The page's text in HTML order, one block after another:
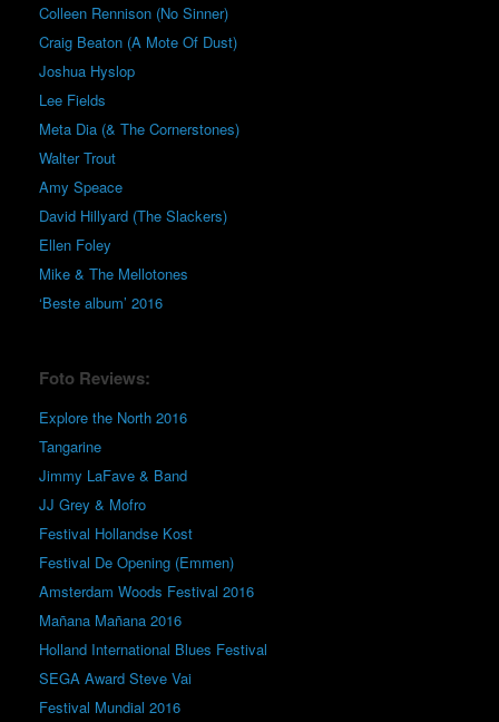
Colleen Rennison (No Sinner)
Craig Beaton (A Mote Of Dust)
Joshua Hyslop
Lee Fields
Meta Dia (& The Cornerstones)
Walter Trout
Amy Speace
David Hillyard (The Slackers)
Ellen Foley
Mike & The Mellotones
‘Beste album’ 2016
Foto Reviews:
Explore the North 2016
Tangarine
Jimmy LaFave & Band
JJ Grey & Mofro
Festival Hollandse Kost
Festival De Opening (Emmen)
Amsterdam Woods Festival 2016
Mañana Mañana 2016
Holland International Blues Festival
SEGA Award Steve Vai
Festival Mundial 2016